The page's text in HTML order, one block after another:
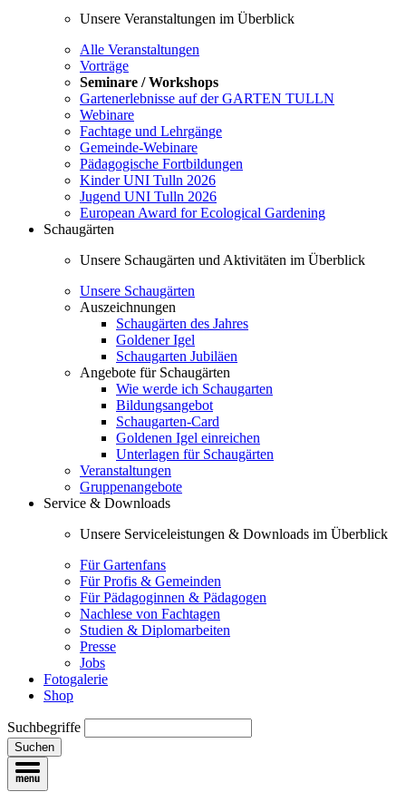
Unsere Veranstaltungen im Überblick
Alle Veranstaltungen
Vorträge
Seminare / Workshops
Gartenerlebnisse auf der GARTEN TULLN
Webinare
Fachtage und Lehrgänge
Gemeinde-Webinare
Pädagogische Fortbildungen
Kinder UNI Tulln 2026
Jugend UNI Tulln 2026
European Award for Ecological Gardening
Schaugärten
Unsere Schaugärten und Aktivitäten im Überblick
Unsere Schaugärten
Auszeichnungen
Schaugärten des Jahres
Goldener Igel
Schaugarten Jubiläen
Angebote für Schaugärten
Wie werde ich Schaugarten
Bildungsangebot
Schaugarten-Card
Goldenen Igel einreichen
Unterlagen für Schaugärten
Veranstaltungen
Gruppenangebote
Service & Downloads
Unsere Serviceleistungen & Downloads im Überblick
Für Gartenfans
Für Profis & Gemeinden
Für Pädagoginnen & Pädagogen
Nachlese von Fachtagen
Studien & Diplomarbeiten
Presse
Jobs
Fotogalerie
Shop
Suchbegriffe
Suchen